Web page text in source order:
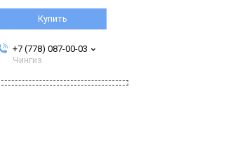
Купить
+7 (778) 087-00-03
Чингиз